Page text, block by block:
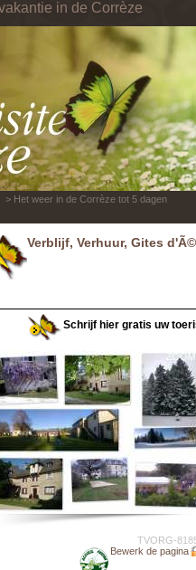
in de Corrèze
> Het weer in de Corrèze tot 5 dagen
Verblijf, Verhuur, Gites
Schrijf hier gratis uw
TVORG-
Bewerk de pagina